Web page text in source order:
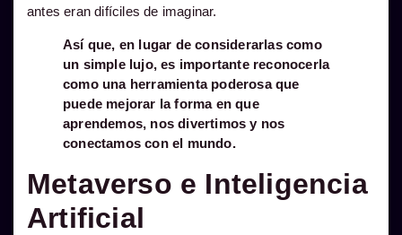
antes eran difíciles de imaginar.
Así que, en lugar de considerarlas como
un simple lujo, es importante reconocerla
como una herramienta poderosa que
puede mejorar la forma en que
aprendemos, nos divertimos y nos
conectamos con el mundo.
Metaverso e Inteligencia
Artificial